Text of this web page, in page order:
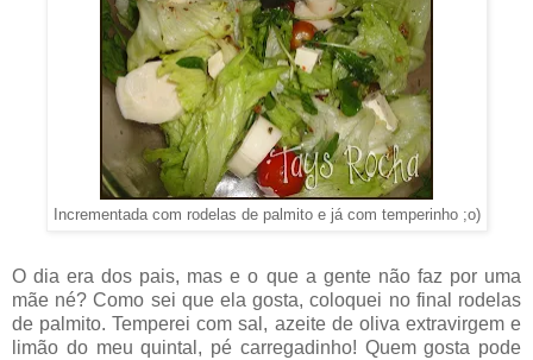
Incrementada com rodelas de palmito e já com temperinho ;o)
O dia era dos pais, mas e o que a gente não faz por uma
mãe né? Como sei que ela gosta, coloquei no final rodelas
de palmito. Temperei com sal, azeite de oliva extravirgem e
limão do meu quintal, pé carregadinho! Quem gosta pode